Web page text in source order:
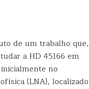
de um trabalho que,
a HD 45166 em
no
(LNA), localizado